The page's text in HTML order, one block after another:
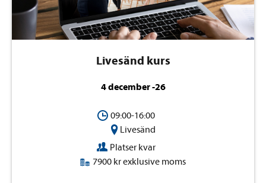
Livesänd kurs
4 december -26
09:00-16:00
Livesänd
Platser kvar
7900 kr exklusive moms